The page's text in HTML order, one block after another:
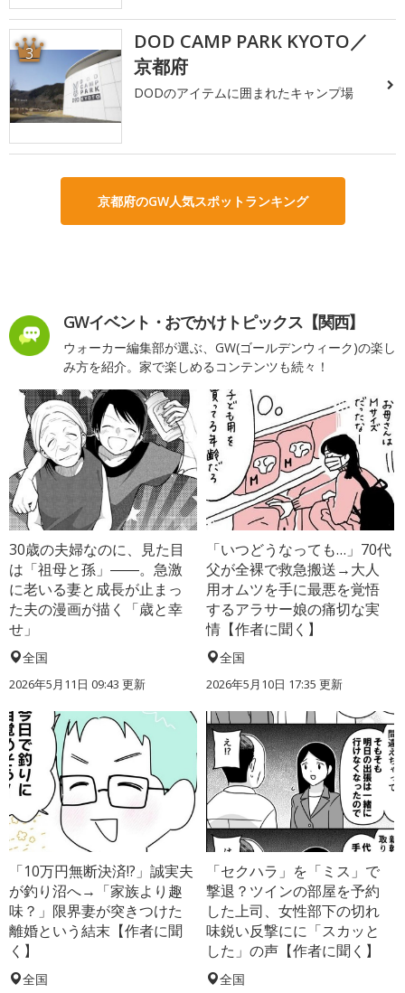
3
DOD CAMP PARK KYOTO／
京都府
DODのアイテムに囲まれたキャンプ場
京都府のGW人気スポットランキング
GWイベント・おでかけトピックス【関西】
ウォーカー編集部が選ぶ、GW(ゴールデンウィーク)の楽し
み方を紹介。家で楽しめるコンテンツも続々！
30歳の夫婦なのに、見た目
は「祖母と孫」――。急激
に老いる妻と成長が止まっ
た夫の漫画が描く「歳と幸
せ」
全国
2026年5月11日 09:43 更新
「いつどうなっても…」70代
父が全裸で救急搬送→大人
用オムツを手に最悪を覚悟
するアラサー娘の痛切な実
情【作者に聞く】
全国
2026年5月10日 17:35 更新
「10万円無断決済!?」誠実夫
が釣り沼へ→「家族より趣
味？」限界妻が突きつけた
離婚という結末【作者に聞
く】
全国
「セクハラ」を「ミス」で
撃退？ツインの部屋を予約
した上司、女性部下の切れ
味鋭い反撃にに「スカッと
した」の声【作者に聞く】
全国